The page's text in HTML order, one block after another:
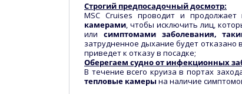
Строгий предпосадочный досмотр:
MSC Cruises проводит и продолжает
камерами, чтобы исключить лиц,
или симптомами заболевания,
затрудненное дыхание будет отказано
приведет к отказу в посадке;
Оберегаем судно от инфекционных
В течение всего круиза в портах
тепловые камеры на наличие